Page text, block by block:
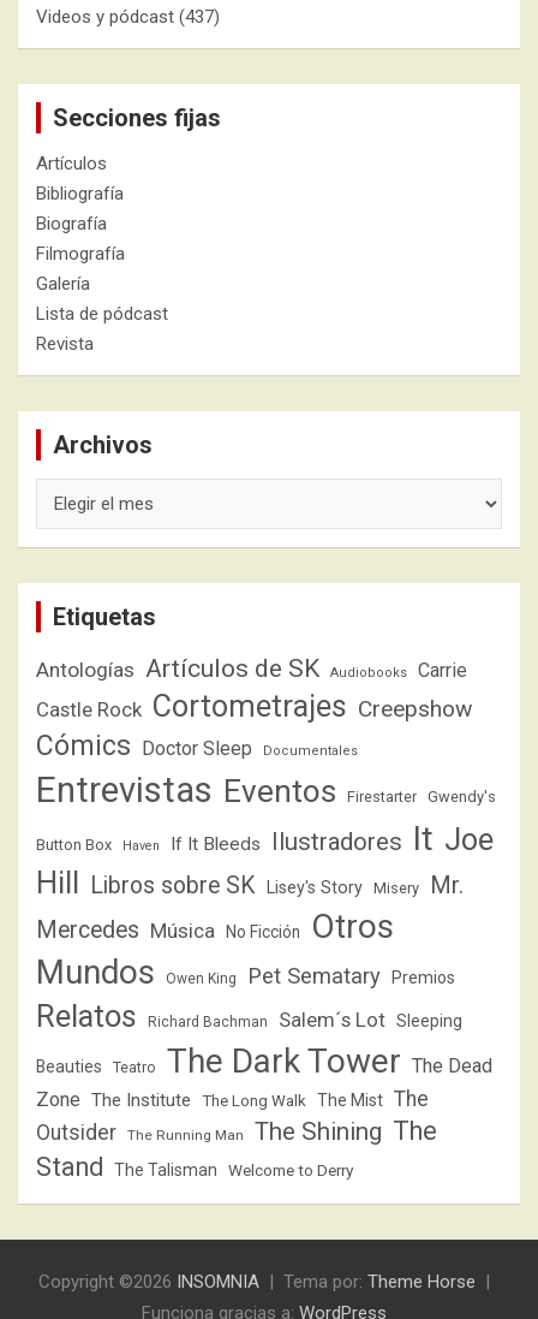
Videos y pódcast (437)
Secciones fijas
Artículos
Bibliografía
Biografía
Filmografía
Galería
Lista de pódcast
Revista
Archivos
Etiquetas
Antologías Artículos de SK Audiobooks Carrie
Castle Rock Cortometrajes Creepshow
Cómics Doctor Sleep Documentales
Entrevistas Eventos Firestarter Gwendy's
Button Box Haven If It Bleeds Ilustradores It Joe
Hill
Libros sobre SK Lisey's Story Misery
Mr.
Mercedes Música No Ficción
Otros
Mundos
Owen King Pet Sematary Premios
Relatos Richard Bachman Salem´s Lot Sleeping
Beauties Teatro The Dark Tower The Dead
Zone The Institute The Long Walk The Mist The
Outsider
The Running Man The Shining The
Stand
The Talisman Welcome to Derry
Copyright ©2026 INSOMNIA Tema por: Theme Horse
Funciona gracias a: WordPress